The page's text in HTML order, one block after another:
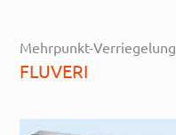
Mehrpunkt-Verriegelung
FLUVERI